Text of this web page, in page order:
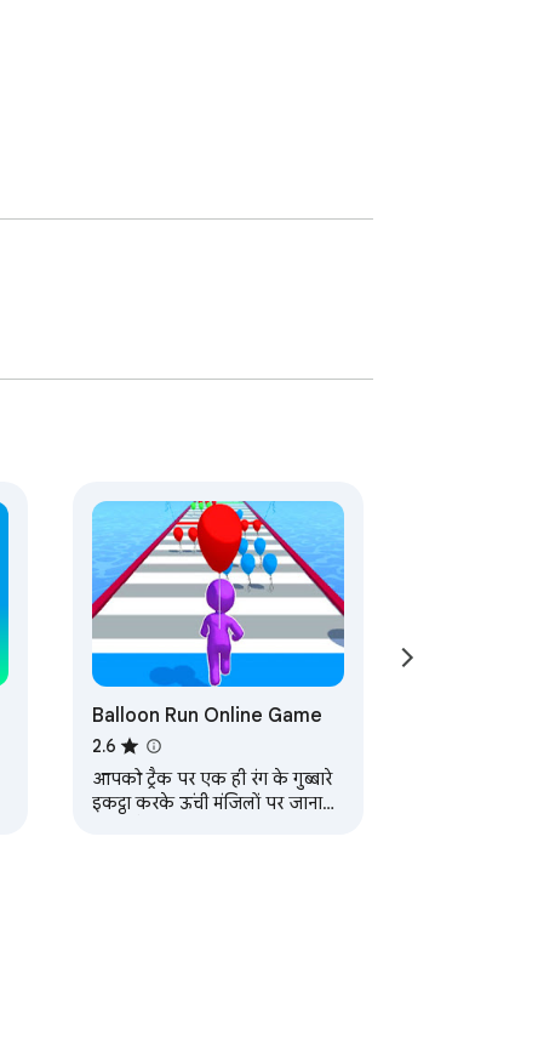
Balloon Run Online Game
2.6
आपको ट्रैक पर एक ही रंग के गुब्बारे
इकट्ठा करके ऊंची मंजिलों पर जाना